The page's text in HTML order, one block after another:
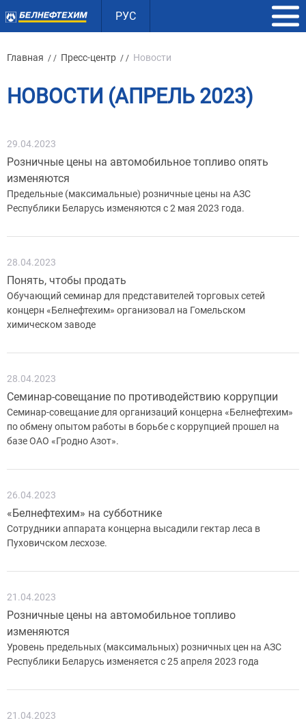
РУС
Главная / / Пресс-центр / / Новости
НОВОСТИ (АПРЕЛЬ 2023)
29.04.2023
Розничные цены на автомобильное топливо опять
изменяются
Предельные (максимальные) розничные цены на АЗС
Республики Беларусь изменяются с 2 мая 2023 года.
28.04.2023
Понять, чтобы продать
Обучающий семинар для представителей торговых сетей
концерн «Белнефтехим» организовал на Гомельском
химическом заводе
28.04.2023
Семинар-совещание по противодействию коррупции
Семинар-совещание для организаций концерна «Белнефтехим»
по обмену опытом работы в борьбе с коррупцией прошел на
базе ОАО «Гродно Азот».
26.04.2023
«Белнефтехим» на субботнике
Сотрудники аппарата концерна высадили гектар леса в
Пуховичском лесхозе.
21.04.2023
Розничные цены на автомобильное топливо
изменяются
Уровень предельных (максимальных) розничных цен на АЗС
Республики Беларусь изменяется с 25 апреля 2023 года
21.04.2023